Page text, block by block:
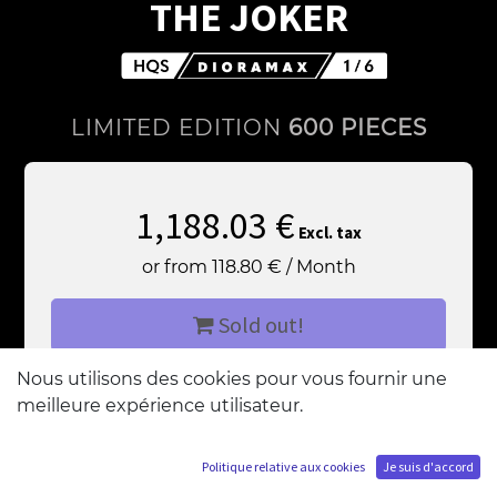
THE JOKER
LIMITED EDITION 600 PIECES
1,188.03 € Excl. tax
or from 118.80 € / Month
Sold out!
Add me to the waiting list
Nous utilisons des cookies pour vous fournir une
meilleure expérience utilisateur.
Politique relative aux cookies Je suis d'accord